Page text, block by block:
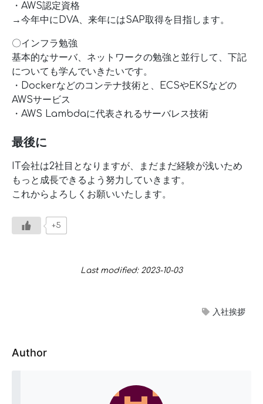
・AWS認定資格
→今年中にDVA、来年にはSAP取得を目指します。
〇インフラ勉強
基本的なサーバ、ネットワークの勉強と並行して、下記
についても学んでいきたいです。
・Dockerなどのコンテナ技術と、ECSやEKSなどの
AWSサービス
・AWS Lambdaに代表されるサーバレス技術
最後に
IT会社は2社目となりますが、まだまだ経験が浅いため
もっと成長できるよう努力していきます。
これからよろしくお願いいたします。
+5
Last modified: 2023-10-03
入社挨拶
Author